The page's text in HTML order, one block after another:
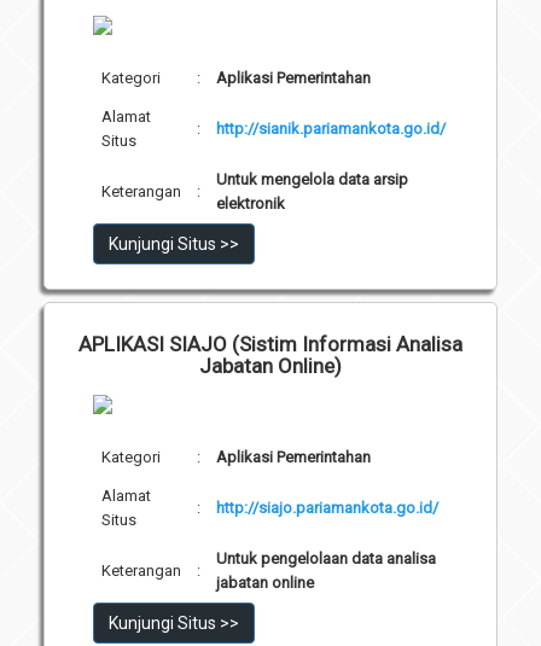
Penghargaan
Kategori : Aplikasi Pemerintahan
Alamat
Situs
: http://sianik.pariamankota.go.id/
Keterangan :
Untuk mengelola data arsip
elektronik
Kunjungi Situs >>
APLIKASI SIAJO (Sistim Informasi Analisa
Jabatan Online)
Kategori : Aplikasi Pemerintahan
Alamat
Situs
: http://siajo.pariamankota.go.id/
Keterangan :
Untuk pengelolaan data analisa
jabatan online
Kunjungi Situs >>